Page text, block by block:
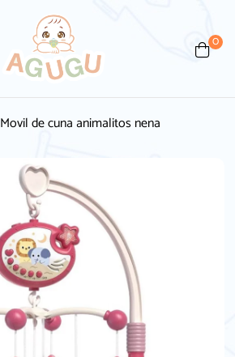
0
Movil de cuna animalitos nena